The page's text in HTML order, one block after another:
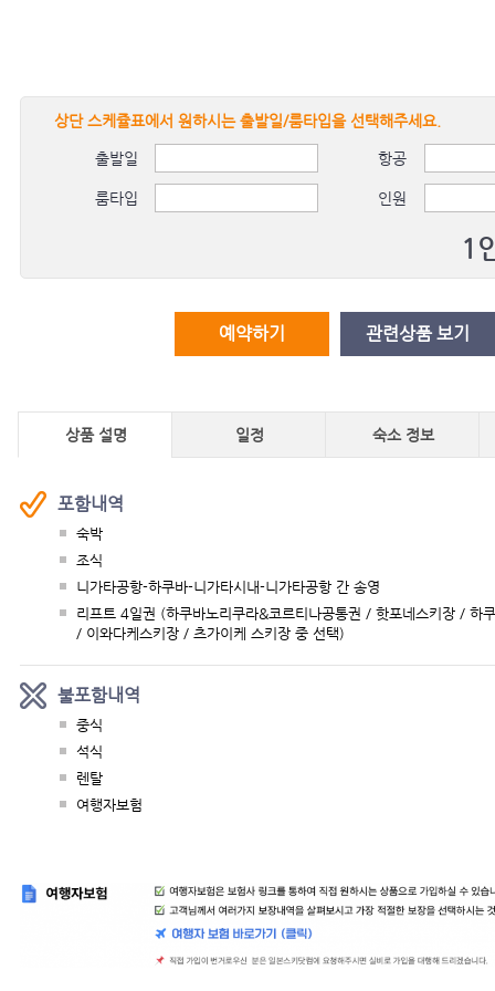
상단 스케쥴표에서 원하시는 출발일/룸타입을 선택해주세요.
출발일 항공
룸타입 인원
1
예약하기 관련상품 보기
상품 설명 일정 숙소 정보
포함내역
숙박
조식
니가타공항-하쿠바-니가타시내-니가타공항 간 송영
리프트 4일권 (하쿠바노리쿠라&코르티나공통권 / 핫포네스키장 /​ 하
/​ 이와다케스키장 /​ 츠가이케 스키장 중 선택)
불포함내역
중식
석식
렌탈
여행자보험